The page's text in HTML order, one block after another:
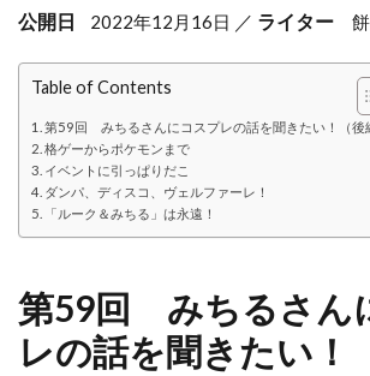
公開日 2022年12月16日 ライター
Table of Contents
第59回 みちるさんにコスプレの話を聞きたい！（後
格ゲーからポケモンまで
イベントに引っぱりだこ
ダンパ、ディスコ、ヴェルファーレ！
「ルーク＆みちる」は永遠！
第59回 みちるさん
レの話を聞きたい！